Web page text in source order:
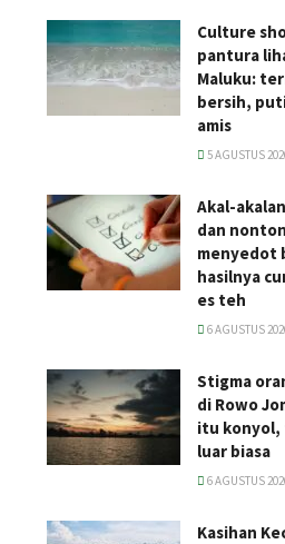
Culture
pantura
Maluku:
bersih,
amis
5 AGUSTUS
Akal-
dan
menyedot
hasilnya
es teh
6 AGUSTUS
Stigma
di Rowo
itu konyol,
luar biasa
6 AGUSTUS
Kasihan